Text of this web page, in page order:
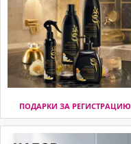
ПОДАРКИ ЗА РЕГИСТРАЦИЮ